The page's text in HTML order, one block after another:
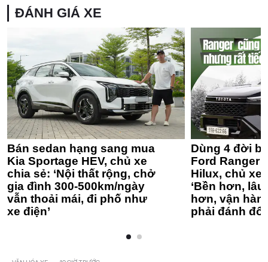
ĐÁNH GIÁ XE
Bán sedan hạng sang mua
Kia Sportage HEV, chủ xe
chia sẻ: ‘Nội thất rộng, chở
gia đình 300-500km/ngày
vẫn thoải mái, đi phố như
xe điện’
Dùng 4 đời
Ford Ranger
Hilux, chủ xe
‘Bền hơn,
hơn, vận
phải đánh